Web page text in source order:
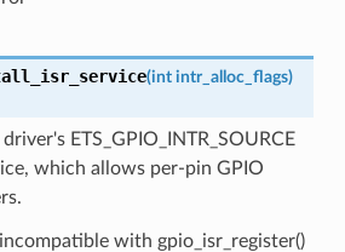
(int intr_alloc_flags)
ETS_GPIO_INTR_SOURCE
which allows per-pin GPIO
with gpio_isr_register()